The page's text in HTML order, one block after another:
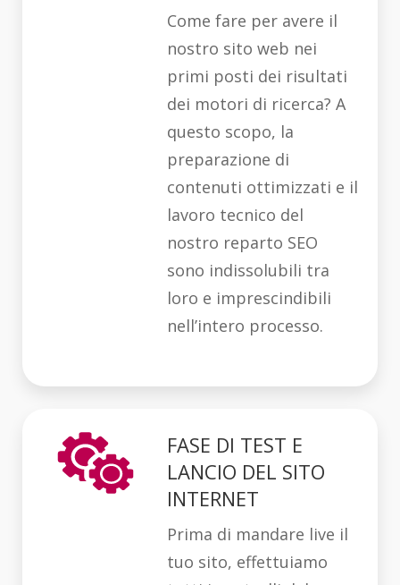
Come fare per avere il
nostro sito web nei
primi posti dei risultati
dei motori di ricerca? A
questo scopo, la
preparazione di
contenuti ottimizzati e il
lavoro tecnico del
nostro reparto SEO
sono indissolubili tra
loro e imprescindibili
nell’intero processo.
FASE DI TEST E
LANCIO DEL SITO
INTERNET
Prima di mandare live il
tuo sito, effettuiamo